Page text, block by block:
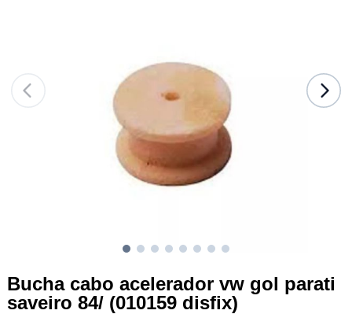
Bucha cabo acelerador vw gol parati
saveiro 84/ (010159 disfix)